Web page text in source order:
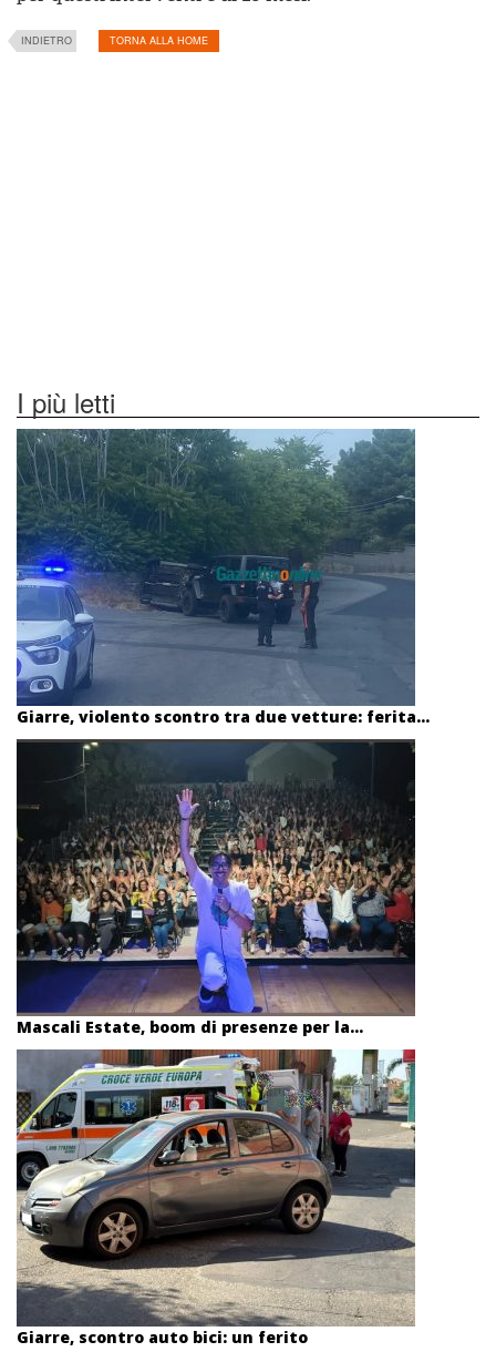
INDIETRO TORNA ALLA HOME
I più letti
Giarre, violento scontro tra due vetture: ferita...
Mascali Estate, boom di presenze per la...
Giarre, scontro auto bici: un ferito